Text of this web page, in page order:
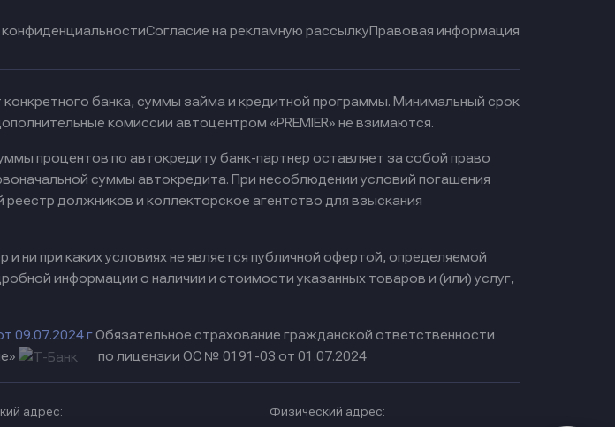
Согласие на рекламную рассылкуПравовая информация
банка, суммы займа и кредитной программы. Минимальный срок
комиссии автоцентром «PREMIER» не взимаются.
процентов по автокредиту банк-партнер оставляет за собой право
суммы автокредита. При несоблюдении условий погашения
должников и коллекторское агентство для взыскания
ни при каких условиях не является публичной офертой, определяемой
информации о наличии и стоимости указанных товаров и (или) услуг,
09.07.2024 гОбязательное страхование гражданской ответственности
по лицензии ОС № 0191-03 от 01.07.2024
адрес: Физический адрес: